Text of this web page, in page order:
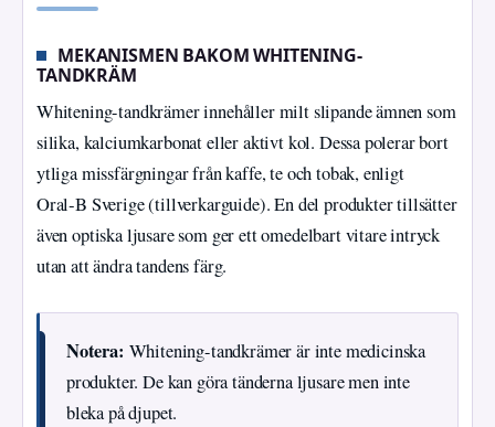
MEKANISMEN BAKOM WHITENING-
TANDKRÄM
Whitening-tandkrämer innehåller milt slipande ämnen som
silika, kalciumkarbonat eller aktivt kol. Dessa polerar bort
ytliga missfärgningar från kaffe, te och tobak, enligt
Oral‑B Sverige (tillverkarguide). En del produkter tillsätter
även optiska ljusare som ger ett omedelbart vitare intryck
utan att ändra tandens färg.
Notera: Whitening-tandkrämer är inte medicinska
produkter. De kan göra tänderna ljusare men inte
bleka på djupet.